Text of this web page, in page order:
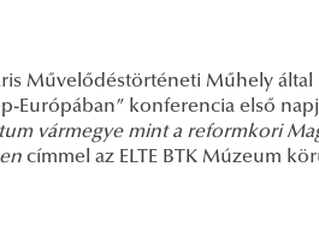
Művelődéstörténeti Műhely
Európában” konferencia első
vármegye mint a reformkori
címmel az ELTE BTK Múzeum